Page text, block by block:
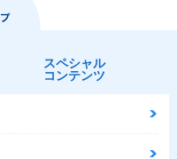
スペシャル
コンテンツ